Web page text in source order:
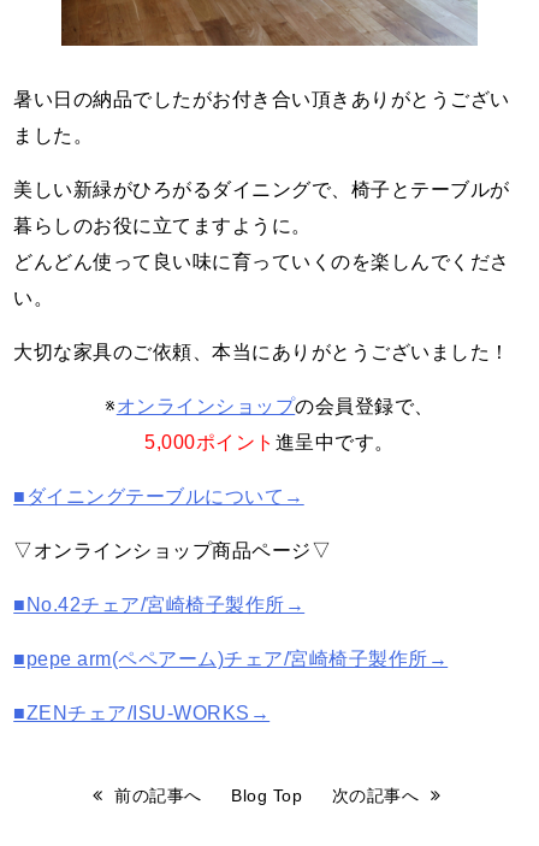
暑い日の納品でしたがお付き合い頂きありがとうござい
ました。
美しい新緑がひろがるダイニングで、椅子とテーブルが
暮らしのお役に立てますように。
どんどん使って良い味に育っていくのを楽しんでくださ
い。
大切な家具のご依頼、本当にありがとうございました！
※オンラインショップの会員登録で、
5,000ポイント 進呈中です。
■ダイニングテーブルについて→
▽オンラインショップ商品ページ▽
■No.42チェア/宮崎椅子製作所→
■pepe arm(ペペアーム)チェア/宮崎椅子製作所→
■ZENチェア/ISU-WORKS→
前の記事へ Blog Top 次の記事へ